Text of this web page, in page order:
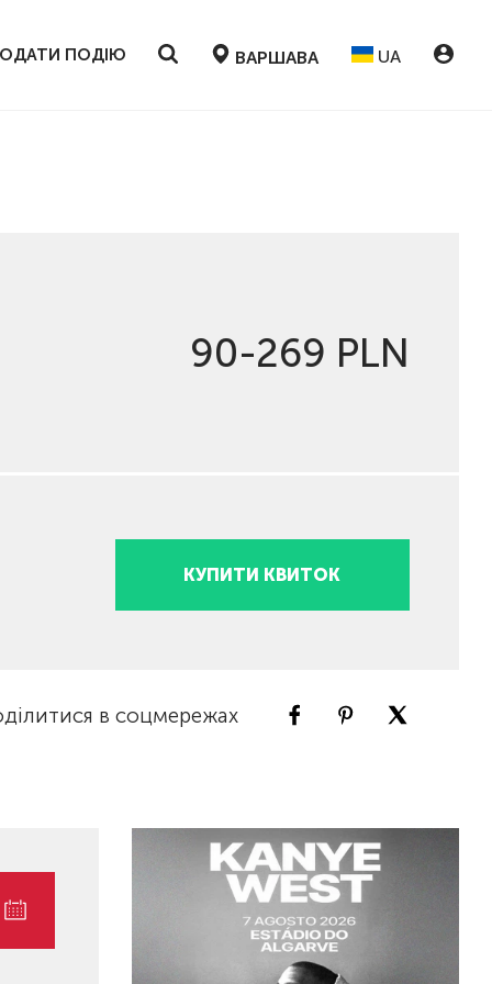
ПОДІЮ ВАРШАВА UA
90-269 PLN
КУПИТИ КВИТОК
в соцмережах